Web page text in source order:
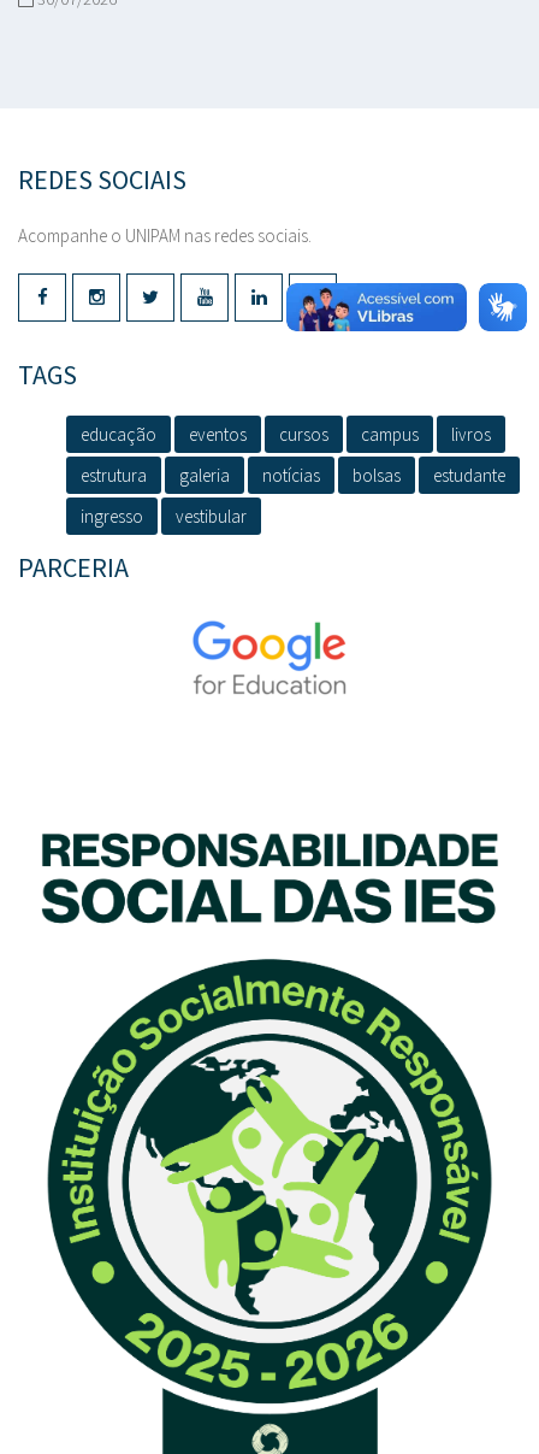
REDES SOCIAIS
Acompanhe o UNIPAM nas redes sociais.
TAGS
educação eventos cursos campus
livros
estrutura
galeria notícias bolsas
estudante
ingresso
vestibular
PARCERIA